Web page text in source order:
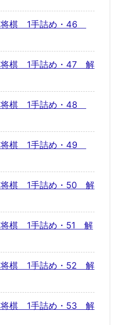
将棋 1手詰め・46
将棋 1手詰め・47 解
将棋 1手詰め・48
将棋 1手詰め・49
将棋 1手詰め・50 解
将棋 1手詰め・51 解
将棋 1手詰め・52 解
将棋 1手詰め・53 解